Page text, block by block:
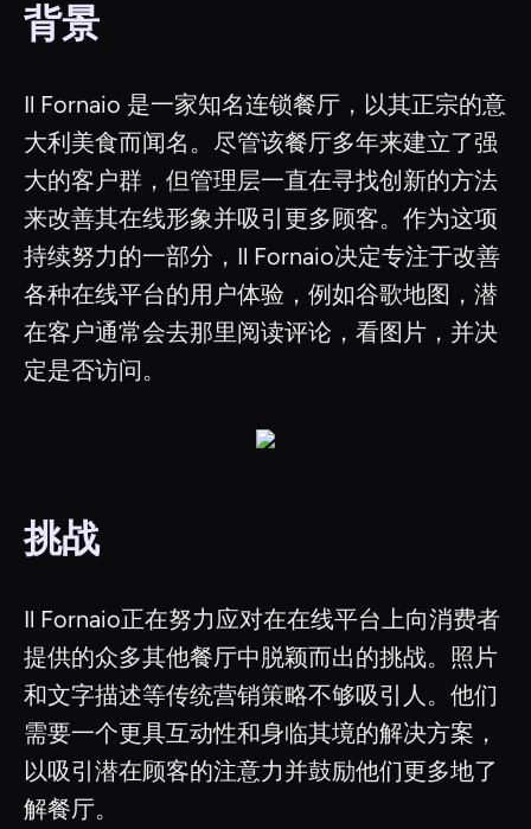
背景
Il Fornaio 是一家知名连锁餐厅，以其正宗的意
大利美食而闻名。尽管该餐厅多年来建立了强
大的客户群，但管理层一直在寻找创新的方法
来改善其在线形象并吸引更多顾客。作为这项
持续努力的一部分，Il Fornaio决定专注于改善
各种在线平台的用户体验，例如谷歌地图，潜
在客户通常会去那里阅读评论，看图片，并决
定是否访问。
挑战
Il Fornaio正在努力应对在在线平台上向消费者
提供的众多其他餐厅中脱颖而出的挑战。照片
和文字描述等传统营销策略不够吸引人。他们
需要一个更具互动性和身临其境的解决方案，
以吸引潜在顾客的注意力并鼓励他们更多地了
解餐厅。